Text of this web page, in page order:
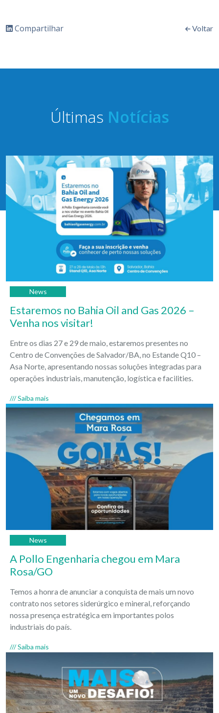
Compartilhar Voltar
Últimas Notícias
News
Estaremos no Bahia Oil and Gas 2026 –
Venha nos visitar!
Entre os dias 27 e 29 de maio, estaremos presentes no
Centro de Convenções de Salvador/BA, no Estande Q10 –
Asa Norte, apresentando nossas soluções integradas para
operações industriais, manutenção, logística e facilities.
/// Saiba mais
News
A Pollo Engenharia chegou em Mara
Rosa/GO
Temos a honra de anunciar a conquista de mais um novo
contrato nos setores siderúrgico e mineral, reforçando
nossa presença estratégica em importantes polos
industriais do país.
/// Saiba mais